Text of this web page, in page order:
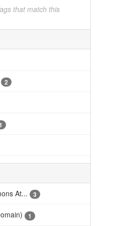
that match this
2
At...
3
1